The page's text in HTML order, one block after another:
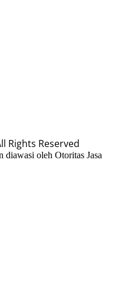
Rights Reserved
oleh Otoritas Jasa